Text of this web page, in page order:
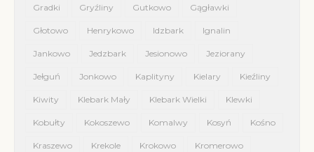
Gradki Gryźliny Gutkowo Gągławki
Głotowo Henrykowo Idzbark Ignalin
Jankowo Jedzbark Jesionowo Jeziorany
Jełguń Jonkowo Kaplityny Kielary Kieźliny
Kiwity Klebark Mały Klebark Wielki Klewki
Kobułty Kokoszewo Komalwy Kosyń Kośno
Kraszewo Krekole Krokowo Kromerowo